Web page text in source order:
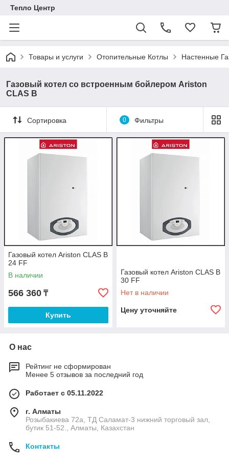
Тепло Центр
Товары и услуги Отопительные Котлы Настенные
Газовый котел со встроенным бойлером Ariston
CLAS B
Сортировка 0 Фильтры
Газовый котел Ariston CLAS B
24 FF
В наличии
566 360 ₸
Купить
Газовый котел Ariston CLAS B
30 FF
Нет в наличии
Цену уточняйте
О нас
Рейтинг не сформирован
Менее 5 отзывов за последний год
Работает с 05.11.2022
г. Алматы
Розыбакиева 72а, ТД Саламат-3 нижний торговый зал,
бутик 51-52., Алматы, Казахстан
Контакты